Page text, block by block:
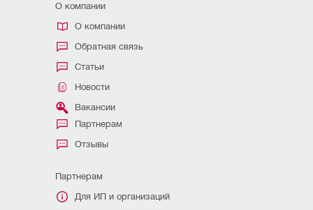
О компании
О компании
Обратная связь
Статьи
Новости
Вакансии
Партнерам
Отзывы
Партнерам
Для ИП и организаций